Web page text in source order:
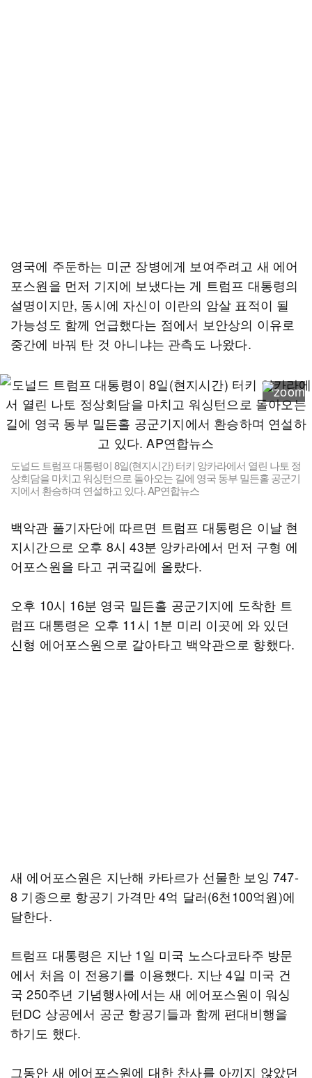
영국에 주둔하는 미군 장병에게 보여주려고 새 에어
포스원을 먼저 기지에 보냈다는 게 트럼프 대통령의
설명이지만, 동시에 자신이 이란의 암살 표적이 될
가능성도 함께 언급했다는 점에서 보안상의 이유로
중간에 바꿔 탄 것 아니냐는 관측도 나왔다.
도널드 트럼프 대통령이 8일(현지시간) 터키 앙카라에서 열린 나토 정
상회담을 마치고 워싱턴으로 돌아오는 길에 영국 동부 밀든홀 공군기
지에서 환승하며 연설하고 있다. AP연합뉴스
백악관 풀기자단에 따르면 트럼프 대통령은 이날 현
지시간으로 오후 8시 43분 앙카라에서 먼저 구형 에
어포스원을 타고 귀국길에 올랐다.
오후 10시 16분 영국 밀든홀 공군기지에 도착한 트
럼프 대통령은 오후 11시 1분 미리 이곳에 와 있던
신형 에어포스원으로 갈아타고 백악관으로 향했다.
새 에어포스원은 지난해 카타르가 선물한 보잉 747-
8 기종으로 항공기 가격만 4억 달러(6천100억원)에
달한다.
트럼프 대통령은 지난 1일 미국 노스다코타주 방문
에서 처음 이 전용기를 이용했다. 지난 4일 미국 건
국 250주년 기념행사에서는 새 에어포스원이 워싱
턴DC 상공에서 공군 항공기들과 함께 편대비행을
하기도 했다.
그동안 새 에어포스원에 대한 찬사를 아끼지 않았던